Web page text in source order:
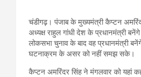
चंडीगढ़। पंजाब के मुख्‍यमंत्री कैप्‍टन
अध्‍यक्ष राहुल गांधी देश के प्रधानमंत्री
लोकसभा चुनाव के बाद वह प्रधानमंत्री
घटनाक्रम के असर को नहीं समझ सके।
कैप्‍टन अमरिंदर सिंह ने मंगलवार को यहां